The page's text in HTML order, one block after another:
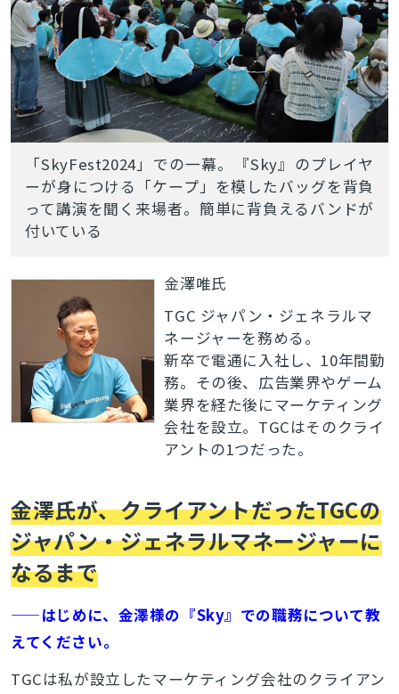
「SkyFest2024」での一幕。『Sky』のプレイヤ
ーが身につける「ケープ」を模したバッグを背負
って講演を聞く来場者。簡単に背負えるバンドが
付いている
金澤唯氏
TGC ジャパン・ジェネラルマ
ネージャーを務める。
新卒で電通に入社し、10年間勤
務。その後、広告業界やゲーム
業界を経た後にマーケティング
会社を設立。TGCはそのクライ
アントの1つだった。
金澤氏が、クライアントだったTGCの
ジャパン・ジェネラルマネージャーに
なるまで
——はじめに、金澤様の『Sky』での職務について教
えてください。
TGCは私が設立したマーケティング会社のクライアン